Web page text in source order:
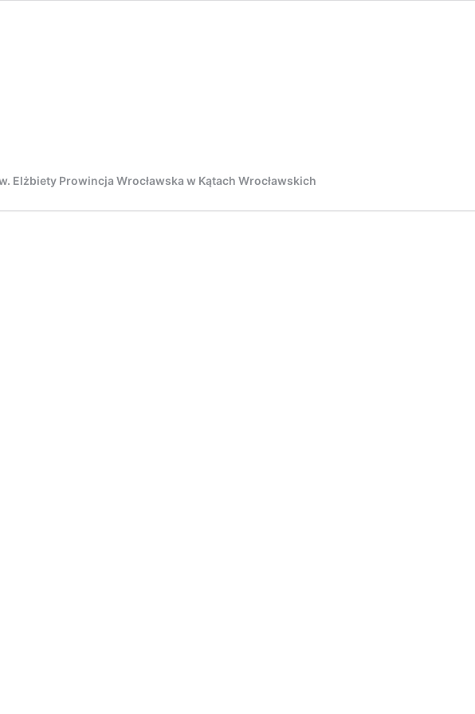
Elżbiety Prowincja Wrocławska w Kątach Wrocławskich